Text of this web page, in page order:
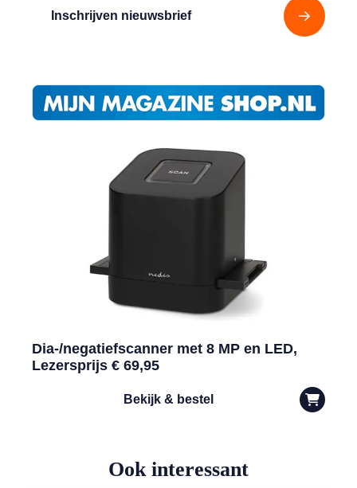
Inschrijven nieuwsbrief
Dia-/negatiefscanner met 8 MP en LED,
Lezersprijs € 69,95
Bekijk & bestel
Ook interessant